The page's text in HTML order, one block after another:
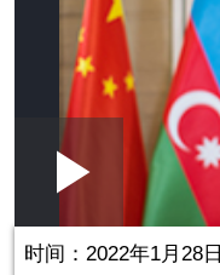
Play
Video
时间：2022年1月28日